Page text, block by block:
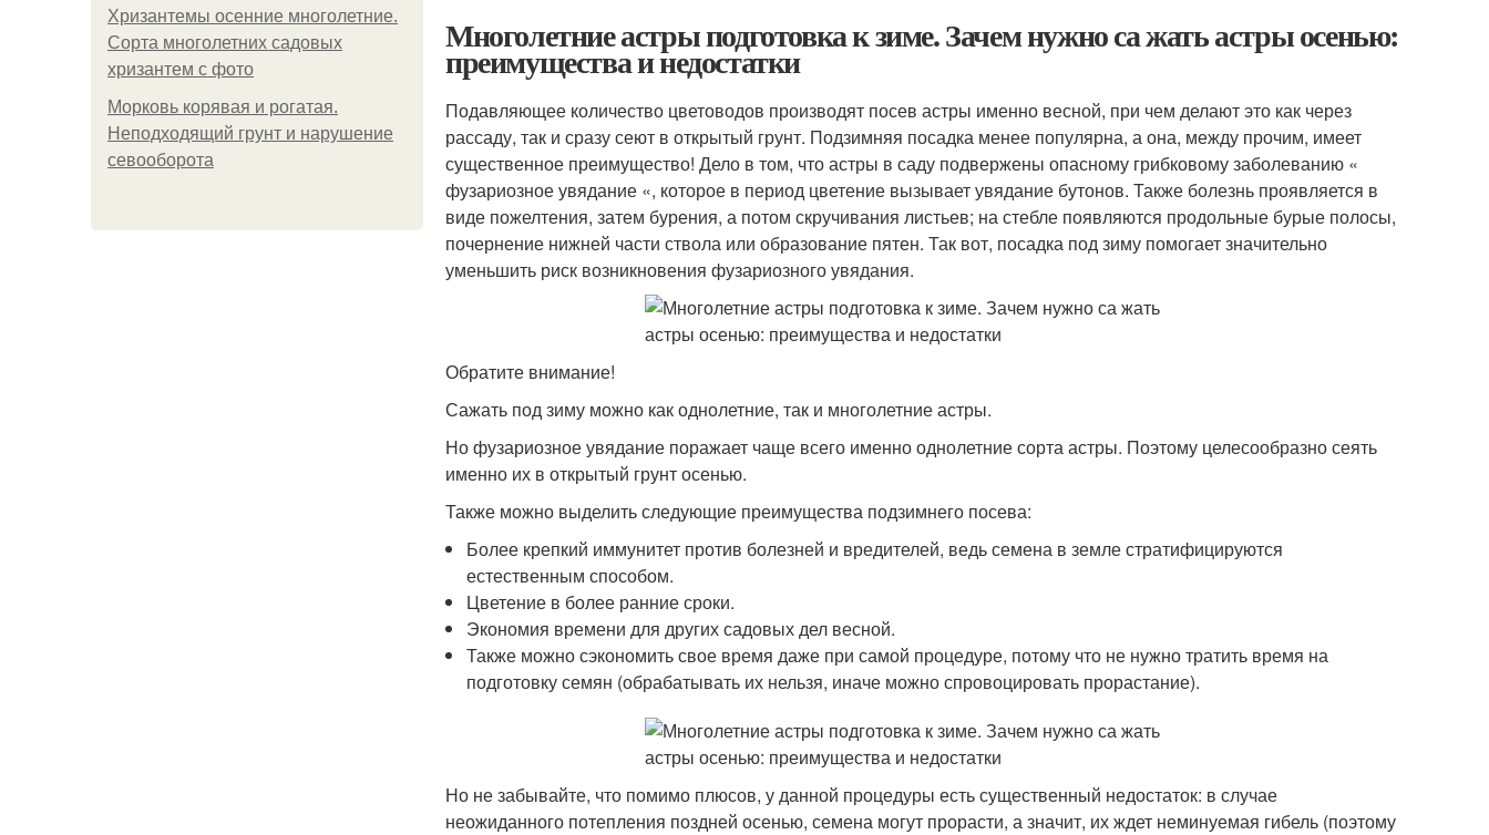
Хризантемы осенние многолетние.
Сорта многолетних садовых
хризантем с фото
Морковь корявая и рогатая.
Неподходящий грунт и нарушение
севооборота
Многолетние астры подготовка к зиме. Зачем нужно са жать астры осенью:
преимущества и недостатки
Подавляющее количество цветоводов производят посев астры именно весной, при чем делают это как через
рассаду, так и сразу сеют в открытый грунт. Подзимняя посадка менее популярна, а она, между прочим, имеет
существенное преимущество! Дело в том, что астры в саду подвержены опасному грибковому заболеванию «
фузариозное увядание «, которое в период цветение вызывает увядание бутонов. Также болезнь проявляется в
виде пожелтения, затем бурения, а потом скручивания листьев; на стебле появляются продольные бурые полосы,
почернение нижней части ствола или образование пятен. Так вот, посадка под зиму помогает значительно
уменьшить риск возникновения фузариозного увядания.
Обратите внимание!
Сажать под зиму можно как однолетние, так и многолетние астры.
Но фузариозное увядание поражает чаще всего именно однолетние сорта астры. Поэтому целесообразно сеять
именно их в открытый грунт осенью.
Также можно выделить следующие преимущества подзимнего посева:
Более крепкий иммунитет против болезней и вредителей, ведь семена в земле стратифицируются
естественным способом.
Цветение в более ранние сроки.
Экономия времени для других садовых дел весной.
Также можно сэкономить свое время даже при самой процедуре, потому что не нужно тратить время на
подготовку семян (обрабатывать их нельзя, иначе можно спровоцировать прорастание).
Но не забывайте, что помимо плюсов, у данной процедуры есть существенный недостаток: в случае
неожиданного потепления поздней осенью, семена могут прорасти, а значит, их ждет неминуемая гибель (поэтому